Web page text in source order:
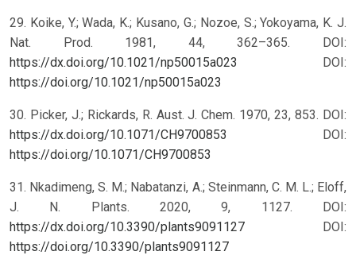
29. Koike, Y.; Wada, K.; Kusano, G.; Nozoe, S.; Yokoyama, K. J.
Nat. Prod. 1981, 44, 362–365. DOI:
https://dx.doi.org/10.1021/np50015a023
DOI:
https://doi.org/10.1021/np50015a023
30. Picker, J.; Rickards, R. Aust. J. Chem. 1970, 23, 853. DOI:
https://dx.doi.org/10.1071/CH9700853
DOI:
https://doi.org/10.1071/CH9700853
31. Nkadimeng, S. M.; Nabatanzi, A.; Steinmann, C. M. L.; Eloff,
J. N. Plants. 2020, 9, 1127. DOI:
https://dx.doi.org/10.3390/plants9091127
DOI:
https://doi.org/10.3390/plants9091127